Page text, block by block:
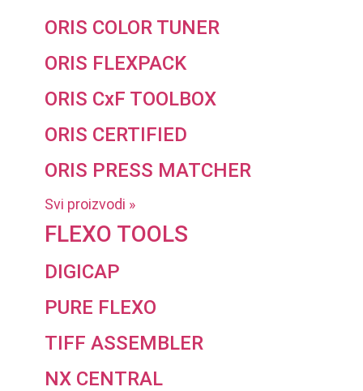
ORIS COLOR TUNER
ORIS FLEXPACK
ORIS CxF TOOLBOX
ORIS CERTIFIED
ORIS PRESS MATCHER
Svi proizvodi »
FLEXO TOOLS
DIGICAP
PURE FLEXO
TIFF ASSEMBLER
NX CENTRAL